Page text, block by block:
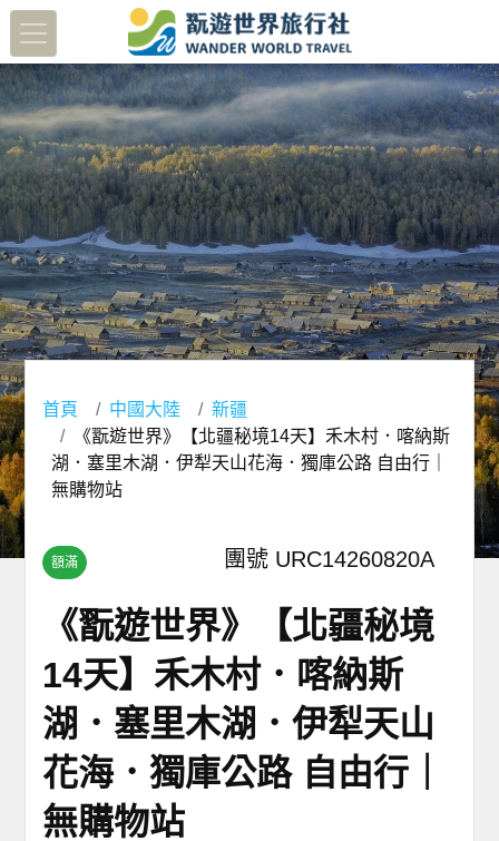
首頁 中國大陸
新疆
《翫遊世界》【北疆秘境14天】禾木村．喀納斯
湖．塞里木湖．伊犁天山花海．獨庫公路 自由行｜
無購物站
額滿 團號 URC14260820A
《翫遊世界》【北疆秘境
14天】禾木村．喀納斯
湖．塞里木湖．伊犁天山
花海．獨庫公路 自由行｜
無購物站